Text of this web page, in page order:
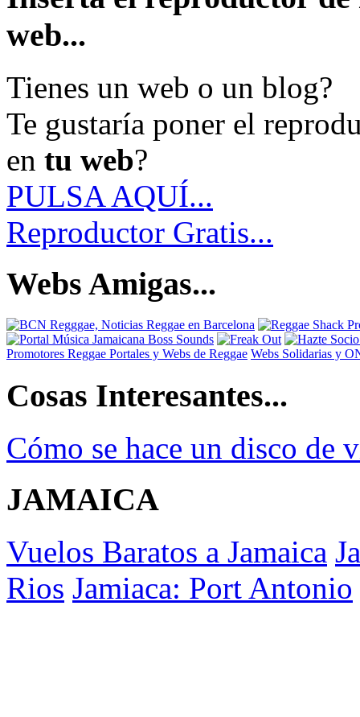
web...
Tienes un web o un blog?
Te gustaría poner el
en tu web?
PULSA AQUÍ...
Reproductor Gratis...
Webs Amigas...
Promotores Reggae Portales y Webs de Reggae Webs Solidarias y
Cosas Interesantes...
Cómo se hace un disco de
JAMAICA
Vuelos Baratos a Jamaica
Rios Jamiaca: Port Antonio